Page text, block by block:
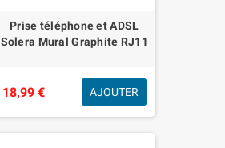
Prise téléphone et ADSL
Solera Mural Graphite RJ11
18,99 € AJOUTER